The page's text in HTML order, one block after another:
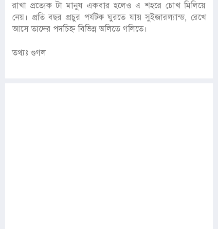
রাখা প্রত্যেক টা মানুষ একবার হলেও এ শহরে চোখ মিলিয়ে
নেয়। প্রতি বছর প্রচুর পর্যটক ঘুরতে যায় সুইজারল্যান্ড, রেখে
আসে তাদের পদচিহ্ন বিভিন্ন অলিতে গলিতে।
তথ্যঃ গুগল